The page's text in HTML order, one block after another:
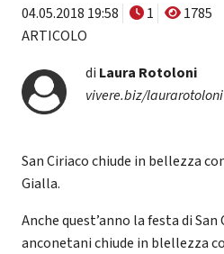
04.05.2018 19:58 1
1785
ARTICOLO
di Laura Rotoloni
vivere.biz/laurarotoloni
San Ciriaco chiude in bellezza
Gialla.
Anche quest’anno la festa di
anconetani chiude in blellezza